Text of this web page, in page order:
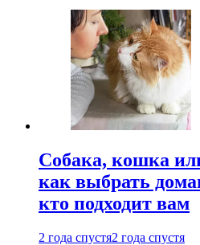
Собака, кошка
как выбрать
кто подходит вам
2 года спустя2 года спустя